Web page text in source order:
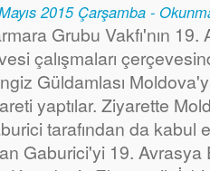
2015 Çarşamba -
Grubu Vakfı'nın
çalışmaları
Güldamlası
yaptılar. Ziyarette
tarafından da kabul
Gaburici'yi 19.